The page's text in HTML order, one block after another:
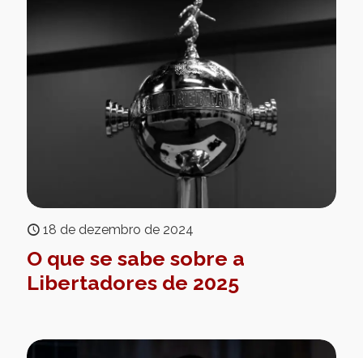
18 de dezembro de 2024
O que se sabe sobre a
Libertadores de 2025